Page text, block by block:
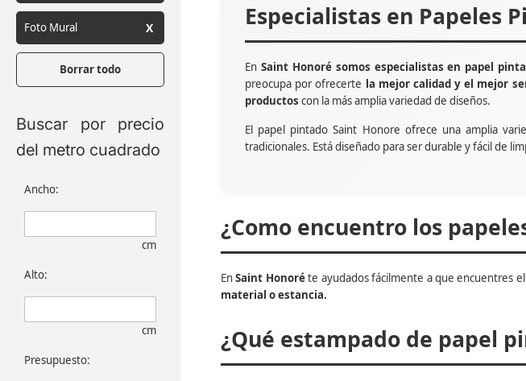
Especialistas en Papeles
En Saint Honoré somos especialistas en papel
preocupa por ofrecerte la mejor calidad y el mejor
productos con la más amplia variedad de diseños.
El papel pintado Saint Honore ofrece una amplia
tradicionales. Está diseñado para ser durable y fácil de
¿Como encuentro los
EnSaint Honoréte ayudados fácilmente a que encuentres
material o estancia.
¿Qué estampado de papel
Buscar por precio
del metro cuadrado
Ancho:
cm
Alto:
cm
Presupuesto:
Foto Mural
Borrar todo